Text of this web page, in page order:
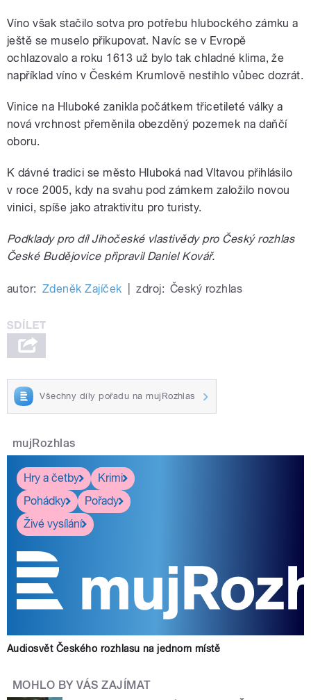
Víno však stačilo sotva pro potřebu hlubockého zámku a
ještě se muselo přikupovat. Navíc se v Evropě
ochlazovalo a roku 1613 už bylo tak chladné klima, že
například víno v Českém Krumlově nestihlo vůbec dozrát.
Vinice na Hluboké zanikla počátkem třicetileté války a
nová vrchnost přeměnila obezděný pozemek na daňčí
oboru.
K dávné tradici se město Hluboká nad Vltavou přihlásilo
v roce 2005, kdy na svahu pod zámkem založilo novou
vinici, spíše jako atraktivitu pro turisty.
Podklady pro díl Jihočeské vlastivědy pro Český rozhlas
České Budějovice připravil Daniel Kovář.
autor: Zdeněk Zajíček zdroj: Český rozhlas
Všechny díly pořadu na mujRozhlas
mujRozhlas
Hry a četby
Krimi
Pohádky
Pořady
Živé vysílání
Audiosvět Českého rozhlasu na jednom místě
MOHLO BY VÁS ZAJÍMAT